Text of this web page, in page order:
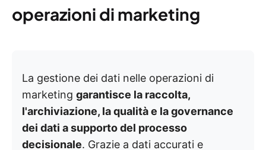
operazioni di marketing
La gestione dei dati nelle operazioni di
marketing garantisce la raccolta,
l'archiviazione, la qualità e la governance
dei dati a supporto del processo
decisionale. Grazie a dati accurati e